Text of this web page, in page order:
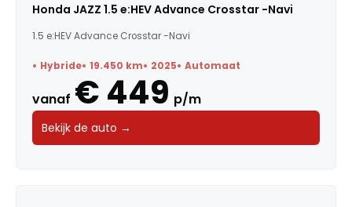
Honda JAZZ 1.5 e:HEV Advance Crosstar -Navi
1.5 e:HEV Advance Crosstar -Navi
Hybride 19.450 km 2025 Automaat
vanaf € 449 p/m
Bekijk de auto →